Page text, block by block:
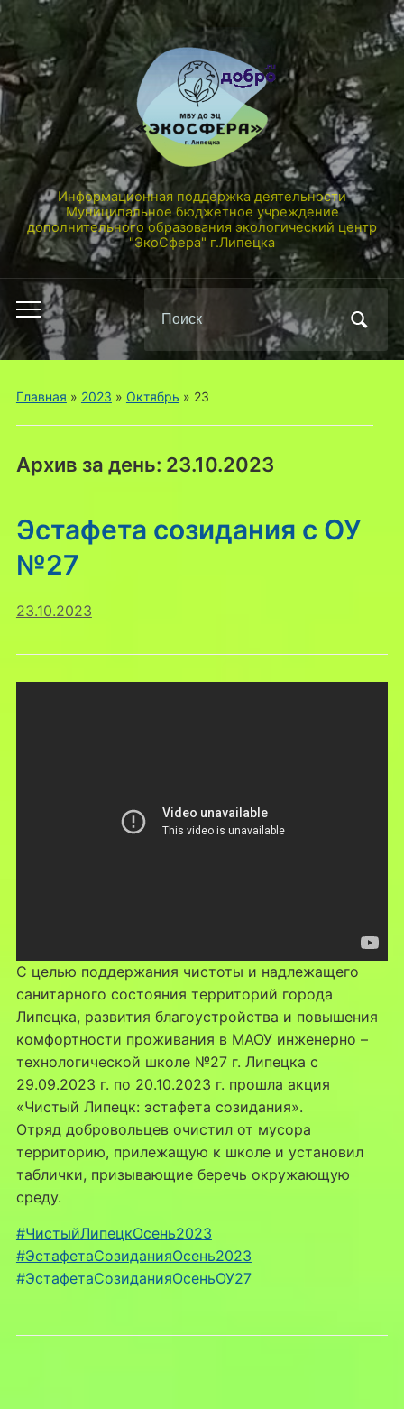
Информационная поддержка деятельности
Муниципальное бюджетное учреждение
дополнительного образования экологический центр
"ЭкоСфера" г.Липецка
Переключить
мобильное
меню
Поиск
по:
Главная » 2023 » Октябрь » 23
Архив за день: 23.10.2023
Эстафета созидания с ОУ
№27
23.10.2023
С целью поддержания чистоты и надлежащего
санитарного состояния территорий города
Липецка, развития благоустройства и повышения
комфортности проживания в МАОУ инженерно –
технологической школе №27 г. Липецка с
29.09.2023 г. по 20.10.2023 г. прошла акция
«Чистый Липецк: эстафета созидания».
Отряд добровольцев очистил от мусора
территорию, прилежащую к школе и установил
таблички, призывающие беречь окружающую
среду.
#ЧистыйЛипецкОсень2023
#ЭстафетаСозиданияОсень2023
#ЭстафетаСозиданияОсеньОУ27